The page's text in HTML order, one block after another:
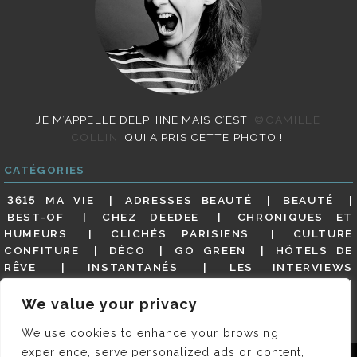
We value your privacy
We use cookies to enhance your browsing
experience, serve personalized ads or content,
JE M’APPELLE DELPHINE MAIS C’EST
©CAMILLE
COLLIN
QUI A PRIS CETTE PHOTO !
CATÉGORIES
3615 MA VIE ADRESSES BEAUTÉ
BEAUTÉ
BEST-OF
CHEZ DEEDEE
CHRONIQUES ET
HUMEURS
CLICHÉS PARISIENS
CULTURE
CONFITURE
DÉCO GO GREEN
HÔTELS DE
RÊVE
INSTANTANÉS
LES INTERVIEWS
MES ADRESSES
MODE NON CLASSÉ
GUIDE
PARIS EN PHOTOS
RESTAURANTS
REVUE DE PRESSE DÉTAILLÉE, SIOU PLAIT